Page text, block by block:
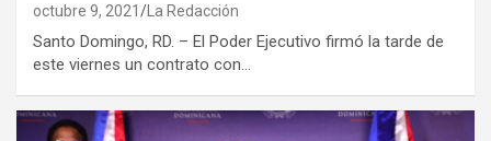
octubre 9, 2021 La Redacción
Santo Domingo, RD. – El Poder Ejecutivo firmó la tarde de
este viernes un contrato con…